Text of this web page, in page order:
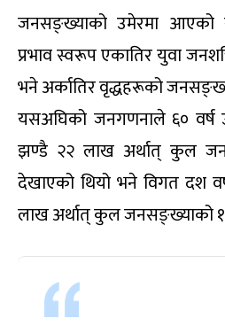
जनसङ्ख्याको उमेरमा आएको
प्रभाव स्वरूप एकातिर युवा
भने अर्कातिर वृद्धहरूको
यसअघिको जनगणनाले ६०
झण्डै २२ लाख अर्थात् कुल
देखाएको थियो भने विगत दश
लाख अर्थात् कुल जनसङ्ख्याको